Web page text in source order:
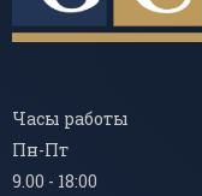
Часы работы
Пн-Пт
9.00 - 18:00